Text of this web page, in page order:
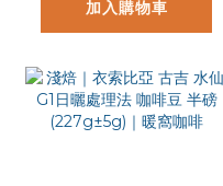
加入購物車